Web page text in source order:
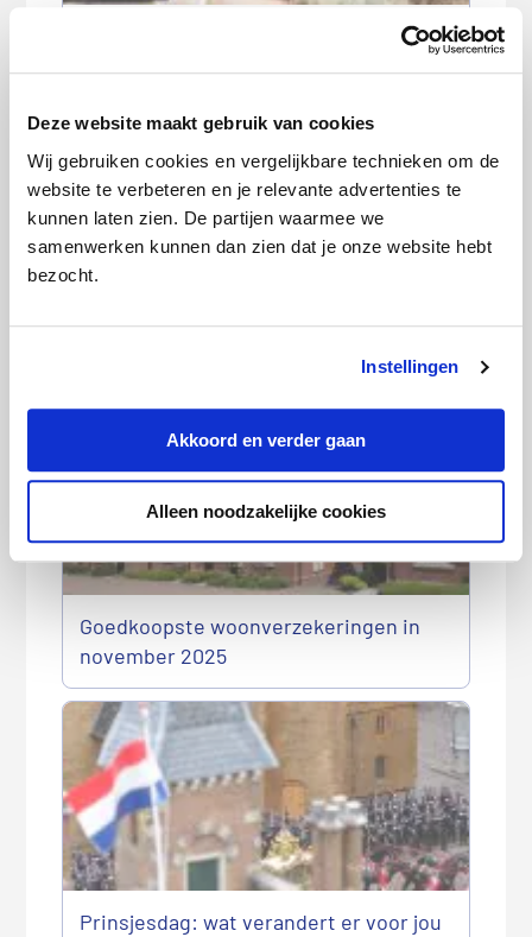
Deze website maakt gebruik van cookies
Wij gebruiken cookies en vergelijkbare technieken om de
website te verbeteren en je relevante advertenties te
kunnen laten zien. De partijen waarmee we
samenwerken kunnen dan zien dat je onze website hebt
bezocht.
Instellingen
Akkoord en verder gaan
Alleen noodzakelijke cookies
Op vakantie én toch besparen? Pauzeer
Je huis achterlaten
tijdens de vakantie? Zo doe je dat goed
Goedkoopste woonverzekeringen in
november 2025
Prinsjesdag: wat verandert er voor jou